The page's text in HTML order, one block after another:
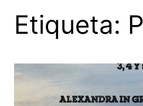
Etiqueta: